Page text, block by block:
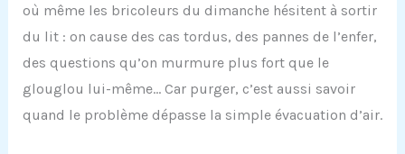
où même les bricoleurs du dimanche hésitent à sortir
du lit : on cause des cas tordus, des pannes de l’enfer,
des questions qu’on murmure plus fort que le
glouglou lui-même… Car purger, c’est aussi savoir
quand le problème dépasse la simple évacuation d’air.